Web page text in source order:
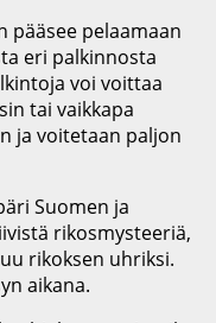
pääsee pelaamaan
eri palkinnosta
voi voittaa
tai vaikkapa
ja voitetaan paljon
Suomen ja
rikosmysteeriä,
rikoksen uhriksi.
aikana.